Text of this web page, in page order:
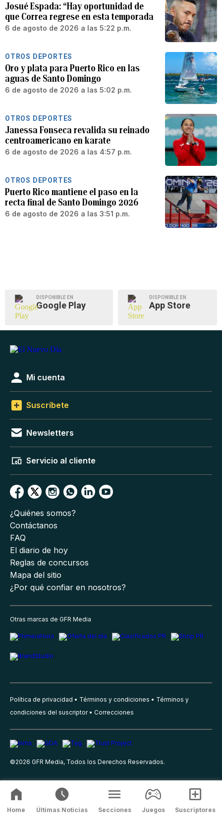
Josué Espada: “Hay oportunidad de
que Correa regrese en esta temporada
6 de agosto de 2026 a las 5:22 p.m.
OTROS DEPORTES
Oro y plata para Puerto Rico en las
aguas de Santo Domingo
6 de agosto de 2026 a las 5:02 p.m.
OTROS DEPORTES
Janessa Fonseca revalida su reinado
centroamericano en karate
6 de agosto de 2026 a las 4:57 p.m.
OTROS DEPORTES
Puerto Rico mantiene el paso en la
recta final de Santo Domingo 2026
6 de agosto de 2026 a las 3:51 p.m.
DISPONIBLE EN
Google Play
DISPONIBLE EN
App Store
Mi cuenta
Suscríbete
Newsletters
Servicio al cliente
¿Quiénes somos?
Contáctanos
FAQ
El diario de hoy
Reglas de concursos
Mapa del sitio
¿Por qué confiar en nosotros?
Otras marcas de GFR Media
Política de privacidad Términos y condiciones
Términos y
condiciones del suscriptor
Correcciones
©2026 GFR Media, Todos los Derechos Reservados.
Home Últimas Noticias Secciones Juegos Suscriptores